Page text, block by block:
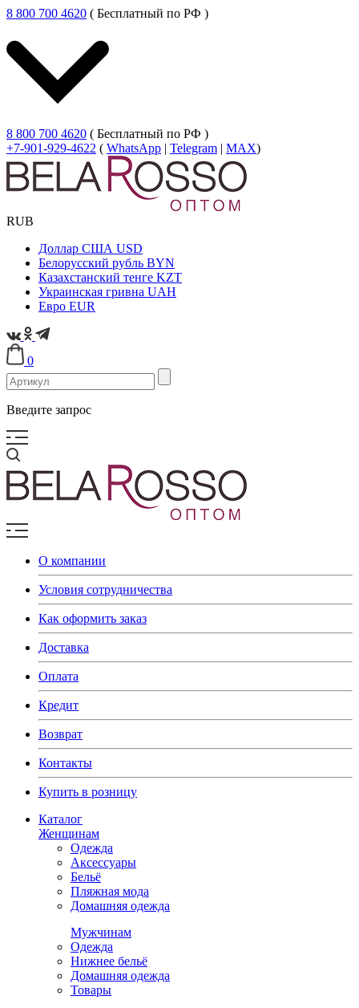
8 800 700 4620 ( Бесплатный по РФ )
8 800 700 4620 ( Бесплатный по РФ )
+7-901-929-4622 ( WhatsApp | Telegram | MAX)
RUB
Доллар США USD
Белорусский рубль BYN
Казахстанский тенге KZT
Украинская гривна UAH
Евро EUR
0
Введите запрос
О компании
Условия сотрудничества
Как оформить заказ
Доставка
Оплата
Кредит
Возврат
Контакты
Купить в розницу
Каталог
Женщинам
Одежда
Аксессуары
Бельё
Пляжная мода
Домашняя одежда
Мужчинам
Одежда
Нижнее бельё
Домашняя одежда
Товары